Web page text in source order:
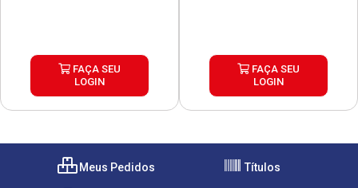
FAÇA SEU
LOGIN
FAÇA SEU
LOGIN
Meus Pedidos Títulos